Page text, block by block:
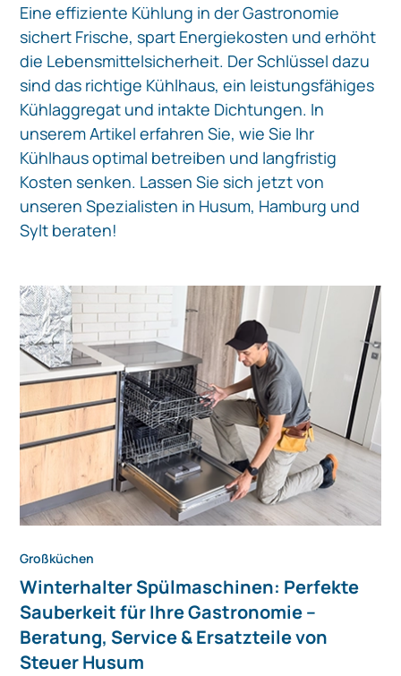
Eine effiziente Kühlung in der Gastronomie
sichert Frische, spart Energiekosten und erhöht
die Lebensmittelsicherheit. Der Schlüssel dazu
sind das richtige Kühlhaus, ein leistungsfähiges
Kühlaggregat und intakte Dichtungen. In
unserem Artikel erfahren Sie, wie Sie Ihr
Kühlhaus optimal betreiben und langfristig
Kosten senken. Lassen Sie sich jetzt von
unseren Spezialisten in Husum, Hamburg und
Sylt beraten!
Großküchen
Winterhalter Spülmaschinen: Perfekte
Sauberkeit für Ihre Gastronomie –
Beratung, Service & Ersatzteile von
Steuer Husum